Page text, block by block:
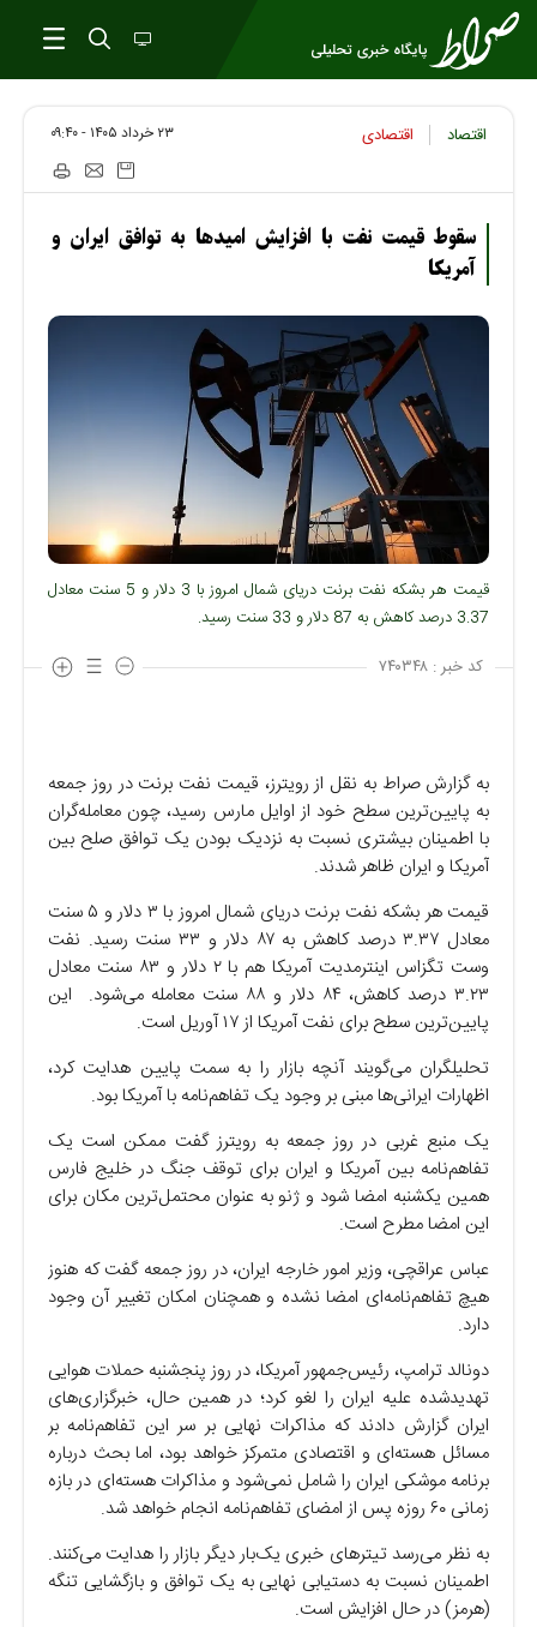
اقتصاد اقتصادی ۲۳ خرداد ۱۴۰۵ - ۰۹:۴۰
سقوط قیمت نفت با افزایش امیدها به توافق ایران و
آمریکا
قیمت هر بشکه نفت برنت دریای شمال امروز با 3 دلار و 5 سنت معادل
3.37 درصد کاهش به 87 دلار و 33 سنت رسید.
کد خبر : ۷۴۰۳۴۸
به گزارش صراط به نقل از رویترز، قیمت نفت برنت در روز جمعه
به پایین‌ترین سطح خود از اوایل مارس رسید، چون معامله‌گران
با اطمینان بیشتری نسبت به نزدیک بودن یک توافق صلح بین
آمریکا و ایران ظاهر شدند.
قیمت هر بشکه نفت برنت دریای شمال امروز با ۳ دلار و ۵ سنت
معادل ۳.۳۷ درصد کاهش به ۸۷ دلار و ۳۳ سنت رسید. نفت
وست تگزاس اینترمدیت آمریکا هم با ۲ دلار و ۸۳ سنت معادل
۳.۲۳ درصد کاهش، ۸۴ دلار و ۸۸ سنت معامله می‌شود. این
پایین‌ترین سطح برای نفت آمریکا از ۱۷ آوریل است.
تحلیلگران می‌گویند آنچه بازار را به سمت پایین هدایت کرد،
اظهارات ایرانی‌ها مبنی بر وجود یک تفاهم‌نامه با آمریکا بود.
یک منبع غربی در روز جمعه به رویترز گفت ممکن است یک
تفاهم‌نامه بین آمریکا و ایران برای توقف جنگ در خلیج فارس
همین یکشنبه امضا شود و ژنو به عنوان محتمل‌ترین مکان برای
این امضا مطرح است.
عباس عراقچی، وزیر امور خارجه ایران، در روز جمعه گفت که هنوز
هیچ تفاهم‌نامه‌ای امضا نشده و همچنان امکان تغییر آن وجود
دارد.
دونالد ترامپ، رئیس‌جمهور آمریکا، در روز پنجشنبه حملات هوایی
تهدیدشده علیه ایران را لغو کرد؛ در همین حال، خبرگزاری‌های
ایران گزارش دادند که مذاکرات نهایی بر سر این تفاهم‌نامه بر
مسائل هسته‌ای و اقتصادی متمرکز خواهد بود، اما بحث درباره
برنامه موشکی ایران را شامل نمی‌شود و مذاکرات هسته‌ای در بازه
زمانی ۶۰ روزه پس از امضای تفاهم‌نامه انجام خواهد شد.
به نظر می‌رسد تیتر‌های خبری یک‌بار دیگر بازار را هدایت می‌کنند.
اطمینان نسبت به دستیابی نهایی به یک توافق و بازگشایی تنگه
(هرمز) در حال افزایش است.